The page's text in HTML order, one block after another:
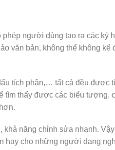
người dùng tạo ra các ký
văn bản, không thể không kể
tích phân,… tất cả đều được
thấy được các biểu tượng,
năng chỉnh sửa nhanh.
hay cho những người đang